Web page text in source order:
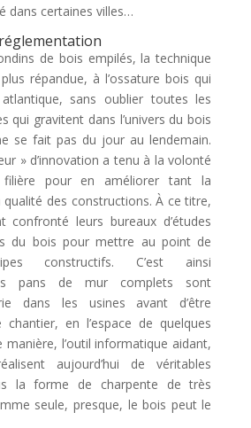
dans certaines villes…
de bois empilés, la technique
répandue, à l’ossature bois qui
sans oublier toutes les
qui gravitent dans l’univers du bois
se fait pas du jour au lendemain.
» d’innovation a tenu à la volonté
filière pour en améliorer tant la
des constructions. À ce titre,
confronté leurs bureaux d’études
du bois pour mettre au point de
constructifs. C’est ainsi
pans de mur complets sont
dans les usines avant d’être
en l’espace de quelques
l’outil informatique aidant,
aujourd’hui de véritables
la forme de charpente de très
seule, presque, le bois peut le